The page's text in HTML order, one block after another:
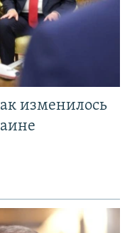
изменилось